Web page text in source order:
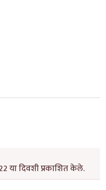
या दिवशी प्रकाशित केले.